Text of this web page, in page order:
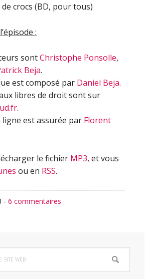
de crocs (BD, pour tous)
:
sontChristophe Ponsolle,
Beja.
est composé par Daniel Beja.
libres de droit sont sur
.
ligne est assurée par Florent
le fichier MP3, et vous
ou en RSS.
- 6 commentaires